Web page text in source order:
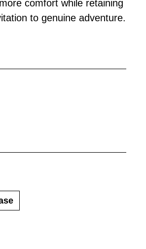
comfort while retaining
to genuine adventure.